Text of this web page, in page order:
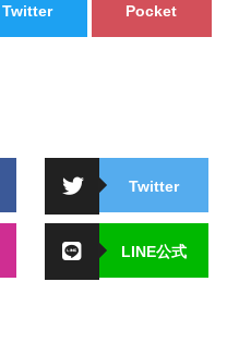
Twitter Pocket
Twitter
LINE公式